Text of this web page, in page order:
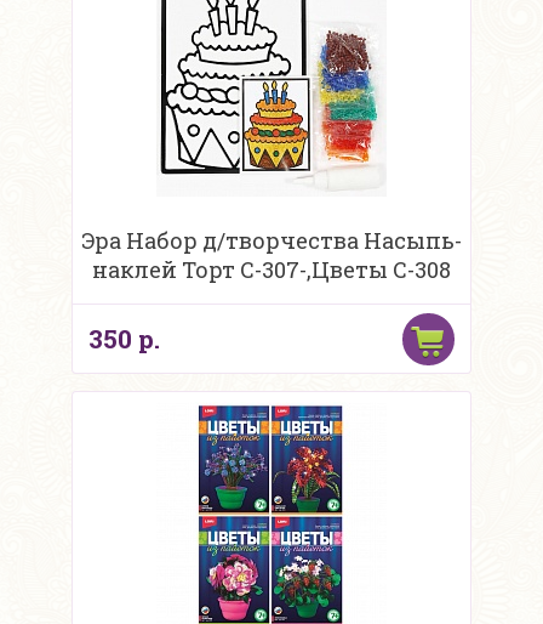
Эра Набор д/творчества Насыпь-
наклей Торт C-307-,Цветы C-308
350 р.